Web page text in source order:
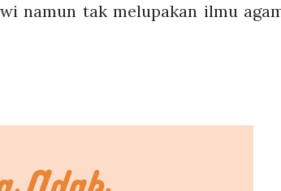
namun tak melupakan ilmu